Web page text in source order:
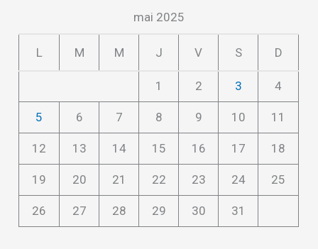
mai 2025
L M M J V S D
1 2 3 4
5 6 7 8 9 10 11
12 13 14 15 16 17 18
19 20 21 22 23 24 25
26 27 28 29 30 31